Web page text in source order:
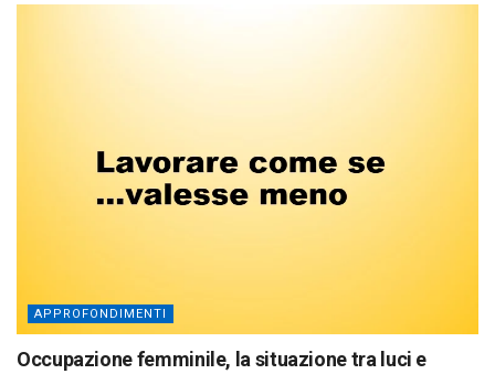
APPROFONDIMENTI
Occupazione femminile, la situazione tra luci e